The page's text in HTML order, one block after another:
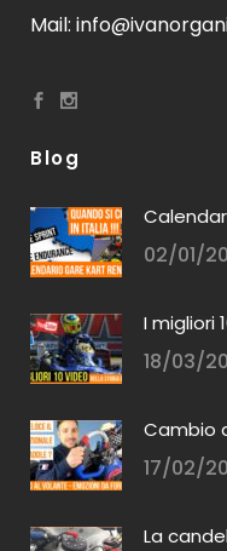
Mail:
Blog
02/01/
I migliori
18/03/
Cambio
17/02/
La